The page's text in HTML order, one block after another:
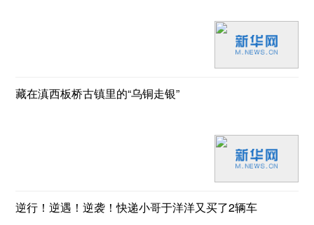
藏在滇西板桥古镇里的“乌铜走银”
逆行！逆遇！逆袭！快递小哥于洋洋又买了2辆车